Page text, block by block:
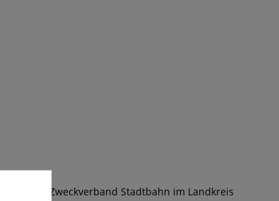
im Zweckverband Stadtbahn im Landkreis